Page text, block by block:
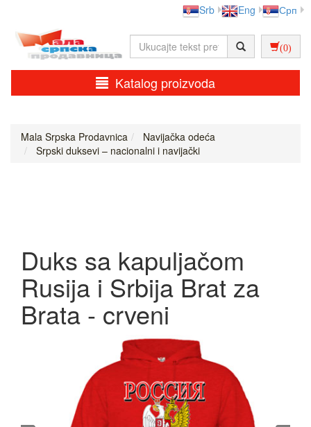
Srb Eng Срп
(0)
Katalog proizvoda
Mala Srpska Prodavnica
Navijačka odeća
Srpski duksevi – nacionalni i navijački
Duks sa kapuljačom
Rusija i Srbija Brat za
Brata - crveni